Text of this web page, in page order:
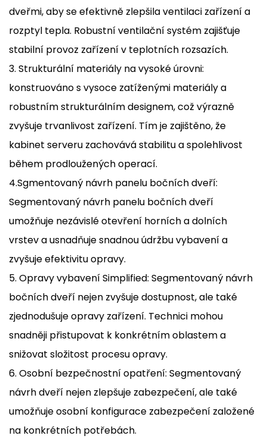
dveřmi, aby se efektivně zlepšila ventilaci zařízení a
rozptyl tepla. Robustní ventilační systém zajišťuje
stabilní provoz zařízení v teplotních rozsazích.
3. Strukturální materiály na vysoké úrovni:
konstruováno s vysoce zatíženými materiály a
robustním strukturálním designem, což výrazně
zvyšuje trvanlivost zařízení. Tím je zajištěno, že
kabinet serveru zachovává stabilitu a spolehlivost
během prodloužených operací.
4.Sgmentovaný návrh panelu bočních dveří:
Segmentovaný návrh panelu bočních dveří
umožňuje nezávislé otevření horních a dolních
vrstev a usnadňuje snadnou údržbu vybavení a
zvyšuje efektivitu opravy.
5. Opravy vybavení Simplified: Segmentovaný návrh
bočních dveří nejen zvyšuje dostupnost, ale také
zjednodušuje opravy zařízení. Technici mohou
snadněji přistupovat k konkrétním oblastem a
snižovat složitost procesu opravy.
6. Osobní bezpečnostní opatření: Segmentovaný
návrh dveří nejen zlepšuje zabezpečení, ale také
umožňuje osobní konfigurace zabezpečení založené
na konkrétních potřebách.